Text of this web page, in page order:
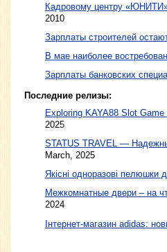
Кадровому центру
2010
Зарплаты строителей
В мае наиболее
Зарплаты банковских
Последние релизы:
Exploring KAYA88 Slot
2025
STATUS TRAVEL —
March, 2025
Якісні одноразові пелюшки
Межкомнатные двери – на
2024
Інтернет-магазин adidas: